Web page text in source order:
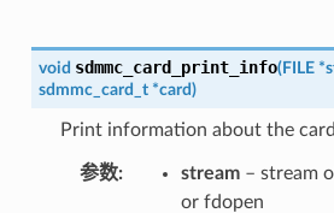
void sdmmc_card_print_info(FILE *
sdmmc_card_t *card)
Print information about the
参数 stream– stream
or fdopen